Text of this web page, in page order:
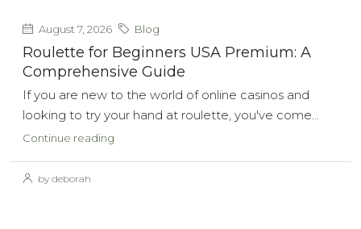
August 7, 2026 Blog
Roulette for Beginners USA Premium: A
Comprehensive Guide
If you are new to the world of online casinos and
looking to try your hand at roulette, you've come...
Continue reading
by deborah